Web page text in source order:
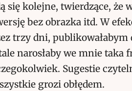
się kolejne, twierdzące, że
bez obrazka itd. W
trzy dni,
narosłaby we mnie taka
Sugestie
grozi obłędem.